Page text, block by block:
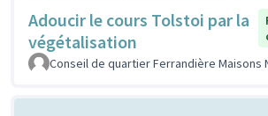
Adoucir le cours Tolstoi par la
végétalisation
Conseil de quartier Ferrandière Maisons